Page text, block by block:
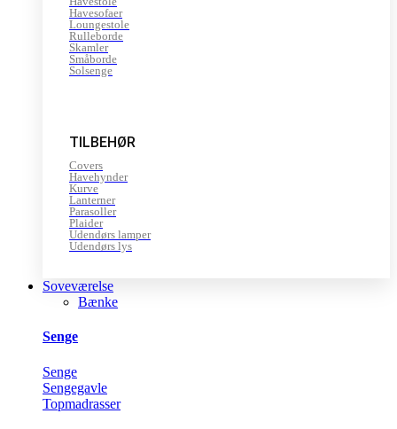
Havesofaer
Loungestole
Rulleborde
Skamler
Småborde
Solsenge
TILBEHØR
Covers
Havehynder
Kurve
Lanterner
Parasoller
Plaider
Udendørs lamper
Udendørs lys
Soveværelse
Bænke
Senge
Senge
Sengegavle
Topmadrasser